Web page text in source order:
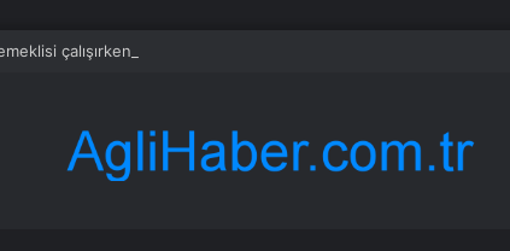
çalışırken ölüyor